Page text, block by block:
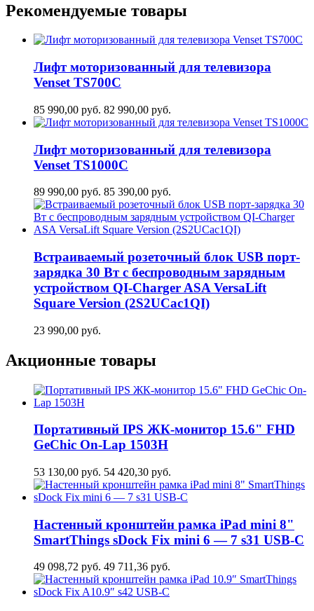
Рекомендуемые товары
Лифт моторизованный для телевизора
Venset TS700С
85 990,00 руб. 82 990,00 руб.
Лифт моторизованный для телевизора
Venset TS1000C
89 990,00 руб. 85 390,00 руб.
Встраиваемый розеточный блок USB порт-
зарядка 30 Вт c беспроводным зарядным
устройством QI-Charger ASA VersaLift
Square Version (2S2UCaс1QI)
23 990,00 руб.
Акционные товары
Портативный IPS ЖК-монитор 15.6" FHD
GeСhic On-Lap 1503H
53 130,00 руб. 54 420,30 руб.
Настенный кронштейн рамка iPad mini 8"
SmartThings sDock Fix mini 6 — 7 s31 USB-C
49 098,72 руб. 49 711,36 руб.